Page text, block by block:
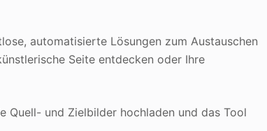
automatisierte Lösungen zum Austauschen
Seite entdecken oder Ihre
Quell- und Zielbilder hochladen und das Tool